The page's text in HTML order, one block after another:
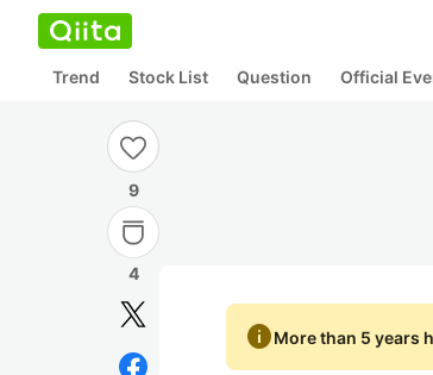
Trend Stock List Question Official
9
4
infoMore than 5 years